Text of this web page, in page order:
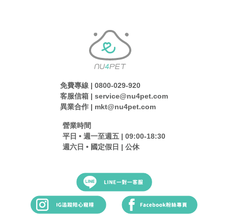
免費專線 | 0800-029-920
客服信箱 | service@nu4pet.com
異業合作 | mkt@nu4pet.com
營業時間
平日 • 週一至週五 | 09:00-18:30
週六日 • 國定假日 | 公休